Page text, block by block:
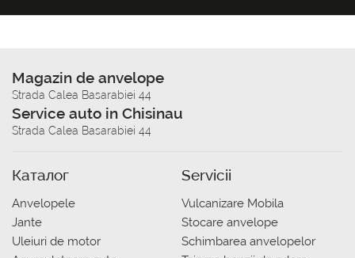
Magazin de anvelope
Strada Calea Basarabiei 44
Service auto in Chisinau
Strada Calea Basarabiei 44
Каталог
Anvelopele
Jante
Uleiuri de motor
Servicii
Vulcanizare Mobila
Stocare anvelope
Schimbarea anvelopelor